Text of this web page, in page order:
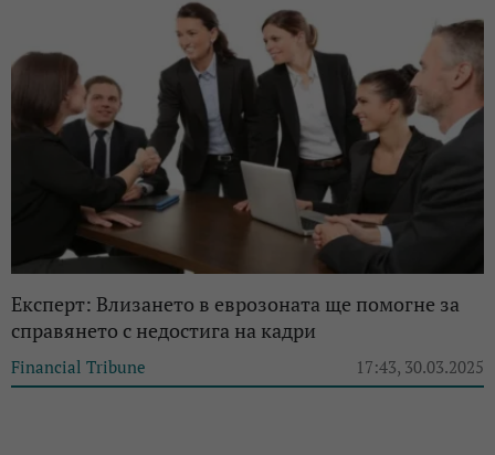
Експерт: Влизането в еврозоната ще помогне за
справянето с недостига на кадри
Financial Tribune 17:43, 30.03.2025